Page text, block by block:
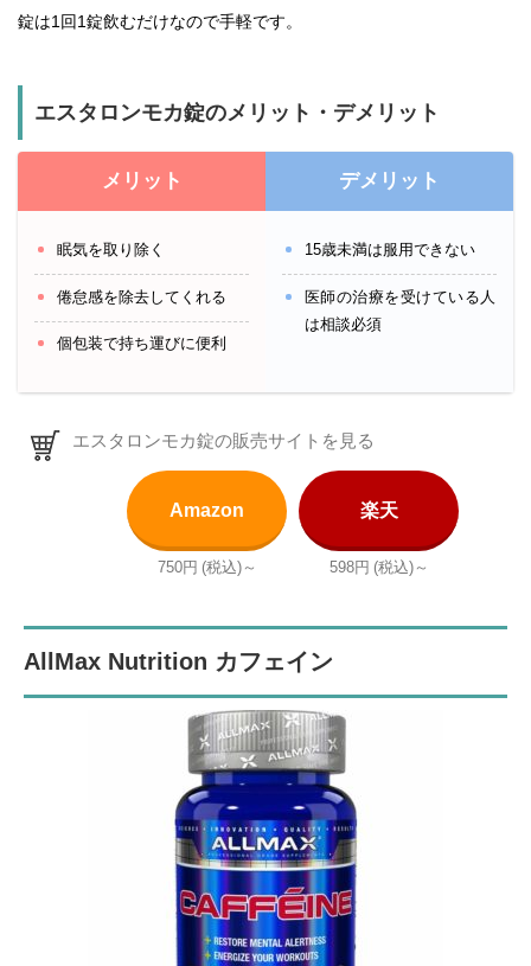
錠は1回1錠飲むだけなので手軽です。
エスタロンモカ錠のメリット・デメリット
メリット
眠気を取り除く
倦怠感を除去してくれる
個包装で持ち運びに便利
デメリット
15歳未満は服用できない
医師の治療を受けている人
は相談必須
エスタロンモカ錠の販売サイトを見る
Amazon
750円 (税込)～
楽天
598円 (税込)～
AllMax Nutrition カフェイン